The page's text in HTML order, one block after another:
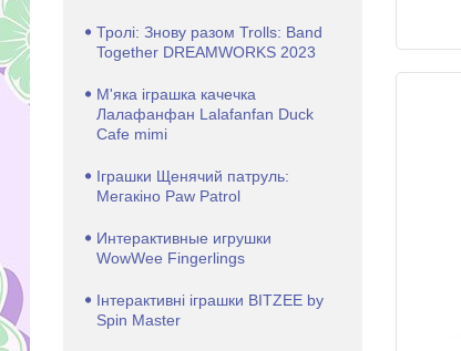
Тролі: Знову разом Trolls: Band
Together DREAMWORKS 2023
М'яка іграшка качечка
Лалафанфан Lalafanfan Duck
Cafe mimi
Іграшки Щенячий патруль:
Мегакіно Paw Patrol
Интерактивные игрушки
WowWee Fingerlings
Інтерактивні іграшки BITZEE by
Spin Master